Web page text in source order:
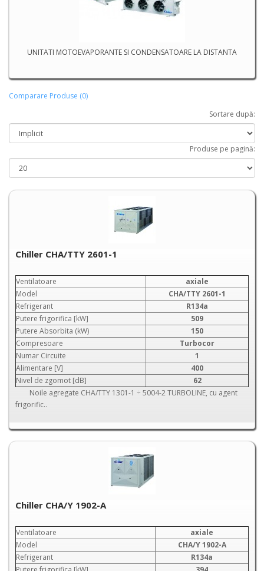
UNITATI MOTOEVAPORANTE SI CONDENSATOARE LA DISTANTA
Comparare Produse (0)
Sortare după:
Produse pe pagină:
Chiller CHA/TTY 2601-1
Ventilatoare
axiale
Model
CHA/TTY 2601-1
Refrigerant
R134a
Putere frigorifica [kW]
509
Putere Absorbita (kW)
150
Compresoare
Turbocor
Numar Circuite
1
Alimentare [V]
400
Nivel de zgomot [dB]
62
Noile agregate CHA/TTY 1301-1 ÷ 5004-2 TURBOLINE, cu agent
frigorific..
Chiller CHA/Y 1902-A
Ventilatoare
axiale
Model
CHA/Y 1902-A
Refrigerant
R134a